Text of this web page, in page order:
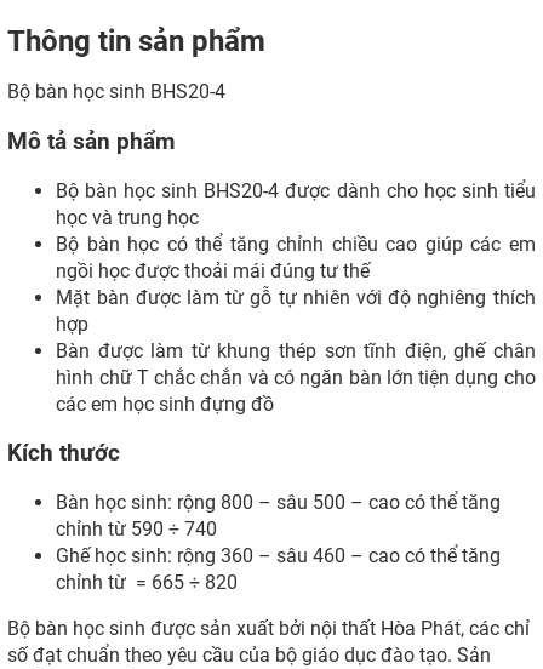
Thông tin sản phẩm
Bộ bàn học sinh BHS20-4
Mô tả sản phẩm
Bộ bàn học sinh BHS20-4 được dành cho học sinh tiểu
học và trung học
Bộ bàn học có thể tăng chỉnh chiều cao giúp các em
ngồi học được thoải mái đúng tư thế
Mặt bàn được làm từ gỗ tự nhiên với độ nghiêng thích
hợp
Bàn được làm từ khung thép sơn tĩnh điện, ghế chân
hình chữ T chắc chắn và có ngăn bàn lớn tiện dụng cho
các em học sinh đựng đồ
Kích thước
Bàn học sinh: rộng 800 – sâu 500 – cao có thể tăng
chỉnh từ 590 ÷ 740
Ghế học sinh: rộng 360 – sâu 460 – cao có thể tăng
chỉnh từ = 665 ÷ 820
Bộ bàn học sinh được sản xuất bởi nội thất Hòa Phát, các chỉ
số đạt chuẩn theo yêu cầu của bộ giáo dục đào tạo. Sản